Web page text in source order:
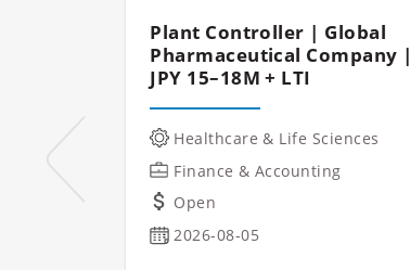
Plant Controller | Global
Pharmaceutical Company |
JPY 15–18M + LTI
Healthcare & Life Sciences
Finance & Accounting
Open
2026-08-05